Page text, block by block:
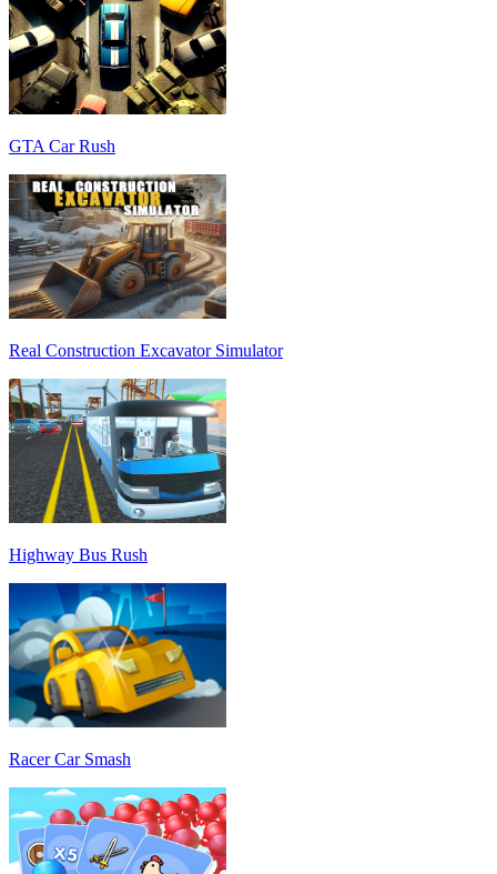
GTA Car Rush
Real Construction Excavator Simulator
Highway Bus Rush
Racer Car Smash